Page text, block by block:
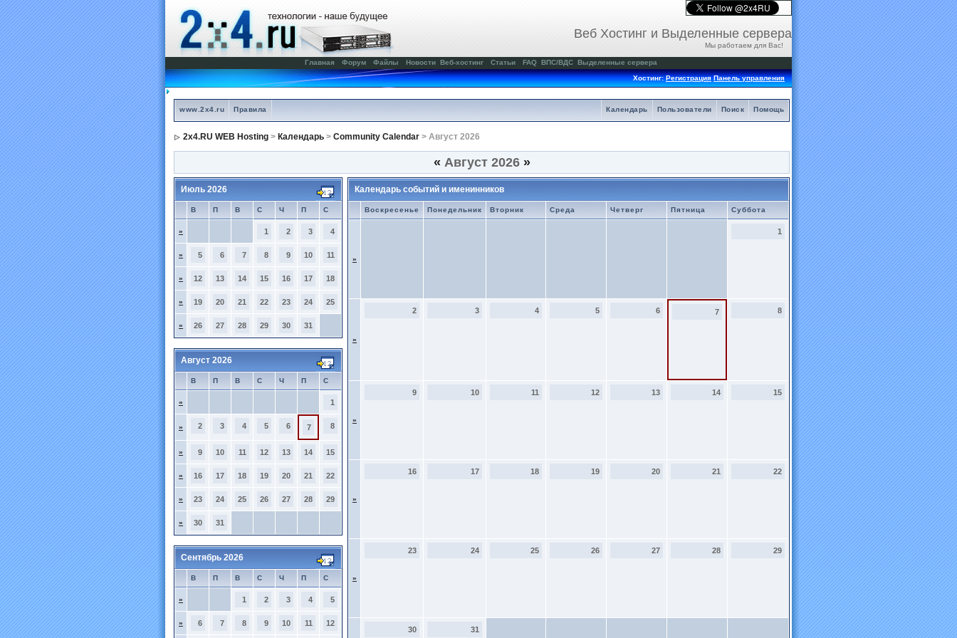
Веб Хостинг и Выделенные сервера
Мы работаем для Вас!
Главная Форум Файлы Новости Веб-хостинг Статьи FAQ ВПС/ВДС Выделенные сервера
Хостинг:Регистрация Панель управления
www.2x4.ru Правила Помощь
Поиск
Пользователи
Календарь
2x4.RU WEB Hosting > Календарь > Community Calendar > Август 2026
« Август 2026 »
Июль 2026
В П В С Ч П С
» 1 2 3 4
» 5 6 7 8 9 10 11
» 12 13 14 15 16 17 18
» 19 20 21 22 23 24 25
» 26 27 28 29 30 31
Август 2026
В П В С Ч П С
» 1
» 2 3 4 5 6 7 8
» 9 10 11 12 13 14 15
» 16 17 18 19 20 21 22
» 23 24 25 26 27 28 29
» 30 31
Сентябрь 2026
В П В С Ч П С
» 1 2 3 4 5
» 6 7 8 9 10 11 12
Календарь событий и именинников
Воскресенье Понедельник Вторник Среда Четверг Пятница Суббота
»
1
»
2 3 4 5 6 7 8
»
9 10 11 12 13 14 15
»
16 17 18 19 20 21 22
»
23 24 25 26 27 28 29
30 31